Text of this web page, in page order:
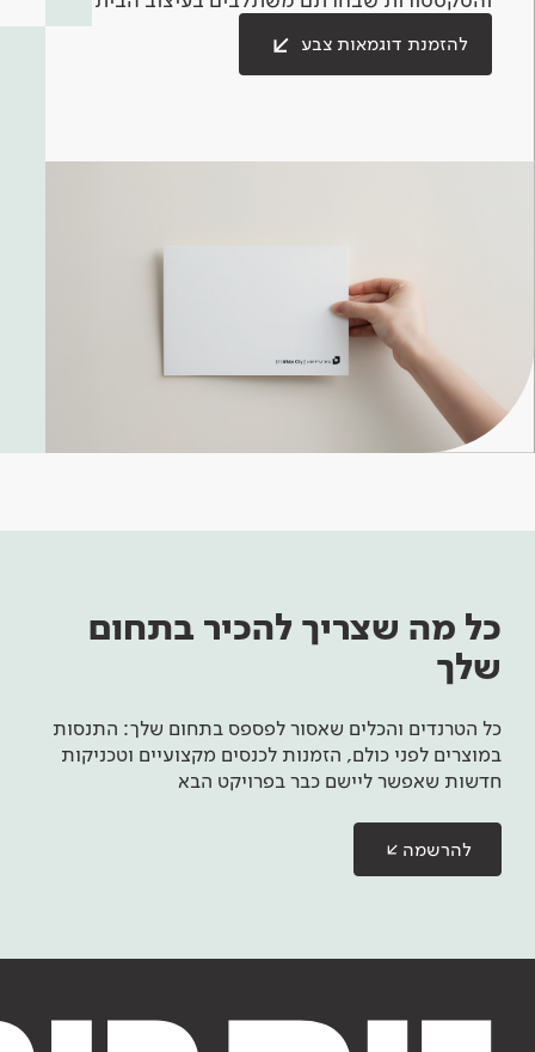
להזמנת דוגמאות צבע
כל מה שצריך להכיר בתחום
שלך
כל הטרנדים והכלים שאסור לפספס בתחום שלך: התנסות
במוצרים לפני כולם, הזמנות לכנסים מקצועיים וטכניקות
חדשות שאפשר ליישם כבר בפרויקט הבא
להרשמה